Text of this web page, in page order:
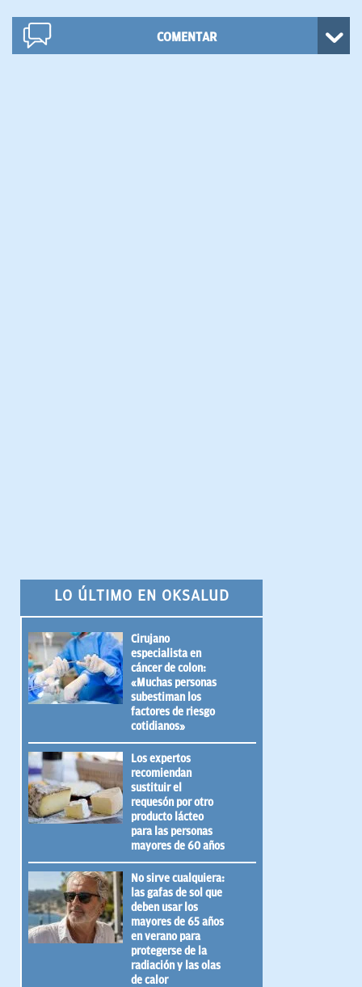
COMENTAR
LO ÚLTIMO EN OKSALUD
Cirujano
especialista en
cáncer de colon:
«Muchas personas
subestiman los
factores de riesgo
cotidianos»
Los expertos
recomiendan
sustituir el
requesón por otro
producto lácteo
para las personas
mayores de 60 años
No sirve cualquiera:
las gafas de sol que
deben usar los
mayores de 65 años
en verano para
protegerse de la
radiación y las olas
de calor